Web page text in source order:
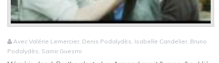
Avec Valérie Lemercier, Denis Podalydès, Isabelle Candelier, Bruno
Podalydès, Samir Guesmi